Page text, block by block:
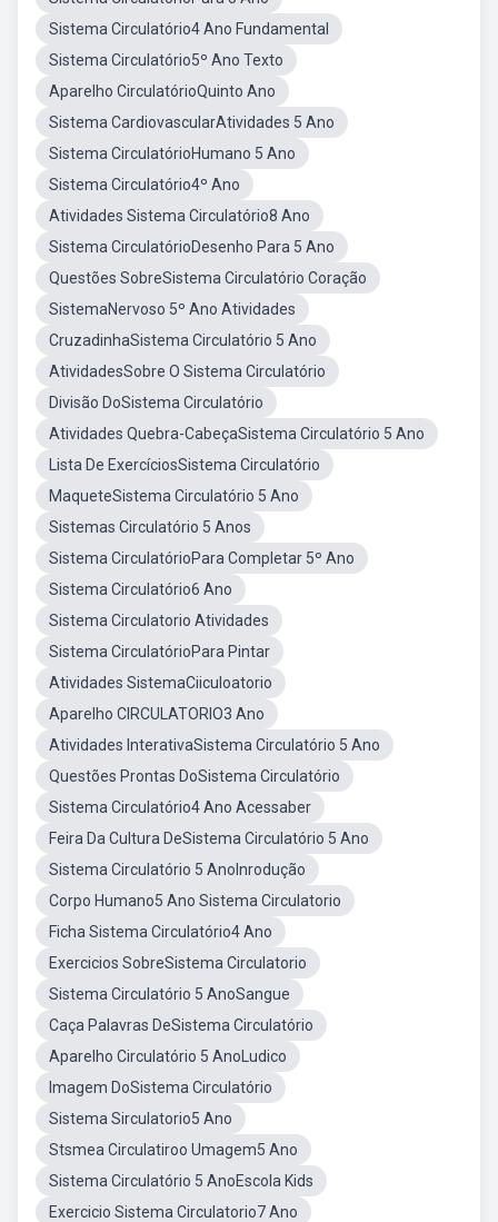
Sistema Circulatório4 Ano Fundamental
Sistema Circulatório5º Ano Texto
Aparelho CirculatórioQuinto Ano
Sistema CardiovascularAtividades 5 Ano
Sistema CirculatórioHumano 5 Ano
Sistema Circulatório4º Ano
Atividades Sistema Circulatório8 Ano
Sistema CirculatórioDesenho Para 5 Ano
Questões SobreSistema Circulatório Coração
SistemaNervoso 5º Ano Atividades
CruzadinhaSistema Circulatório 5 Ano
AtividadesSobre O Sistema Circulatório
Divisão DoSistema Circulatório
Atividades Quebra-CabeçaSistema Circulatório 5 Ano
Lista De ExercíciosSistema Circulatório
MaqueteSistema Circulatório 5 Ano
Sistemas Circulatório 5 Anos
Sistema CirculatórioPara Completar 5º Ano
Sistema Circulatório6 Ano
Sistema Circulatorio Atividades
Sistema CirculatórioPara Pintar
Atividades SistemaCiiculoatorio
Aparelho CIRCULATORIO3 Ano
Atividades InterativaSistema Circulatório 5 Ano
Questões Prontas DoSistema Circulatório
Sistema Circulatório4 Ano Acessaber
Feira Da Cultura DeSistema Circulatório 5 Ano
Sistema Circulatório 5 AnoInrodução
Corpo Humano5 Ano Sistema Circulatorio
Ficha Sistema Circulatório4 Ano
Exercicios SobreSistema Circulatorio
Sistema Circulatório 5 AnoSangue
Caça Palavras DeSistema Circulatório
Aparelho Circulatório 5 AnoLudico
Imagem DoSistema Circulatório
Sistema Sirculatorio5 Ano
Stsmea Circulatiroo Umagem5 Ano
Sistema Circulatório 5 AnoEscola Kids
Exercicio Sistema Circulatorio7 Ano